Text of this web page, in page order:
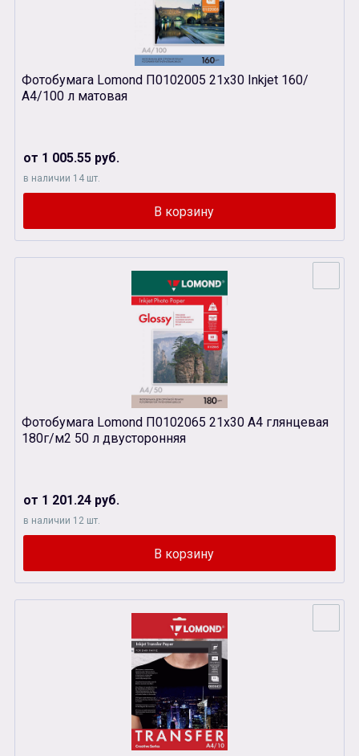
Фотобумага Lomond П0102005 21х30 Inkjet 160/
А4/100 л матовая
от 1 005.55 руб.
в наличии 14 шт.
Фотобумага Lomond П0102065 21х30 А4 глянцевая
180г/м2 50 л двусторонняя
от 1 201.24 руб.
в наличии 12 шт.